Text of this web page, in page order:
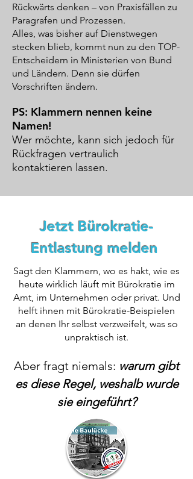
Rückwärts denken – von Praxisfällen zu
Paragrafen und Prozessen.
Alles, was bisher auf Dienstwegen
stecken blieb, kommt nun zu den TOP-
Entscheidern in Ministerien von Bund
und Ländern. Denn sie dürfen
Vorschriften ändern.
PS: Klammern nennen keine
Namen!
Wer möchte, kann sich jedoch für
Rückfragen vertraulich
kontaktieren lassen. ​​
Jetzt Bürokratie-
Entlastung melden
Sagt den Klammern, wo es hakt, wie es
heute wirklich läuft mit Bürokratie im
Amt, im Unternehmen oder privat. Und
helft ihnen mit Bürokratie-Beispielen
an denen Ihr selbst verzweifelt, was so
unpraktisch ist.
Aber fragt niemals: warum gibt
es diese Regel, weshalb wurde
sie eingeführt?